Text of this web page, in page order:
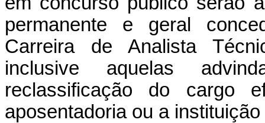
permanente e geral
Carreira de Analista
inclusive aquelas
reclassificação do cargo
aposentadoria ou a